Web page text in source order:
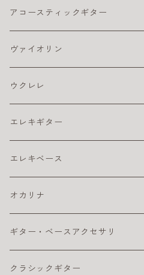
アコースティックギター
アコギ アクセサリ
アコギ チューナー
アコギ ピックアップ
アコギ アンプ
アコギ 弦
アコギ弦 お買得パック
コーティング弦
アコギ本体
おとなにおすすめのアコギ
ライブにおすすめのアコギ
ヴァイオリン
バイオリン弦
4/4
松脂
ウクレレ
ウクレレ アクセサリ
ウクレレ チューナー
ウクレレ ピックアップ
ウクレレベース
コンサート・ウクレレ
ウクレレ初心者セット
ライブにおすすめのウクレレ
ソプラノ ウクレレ
プレゼント向きのウクレレ
テナー・ウクレレ
エレキギター
エレキ アクセサリ
カポ
ギター チューナー
エレキ アンプ
エレキ エフェクター
エレキギター弦
エレキベース
ベース アクセサリ
クリーナー・ワックス
その他
ベース エフェクター
ベース 弦
オカリナ
アルト
初心者におすすめのオカリナ（アルト）
ソプラノ
ギター・ベースアクセサリ
カポタスト
クラシックギター